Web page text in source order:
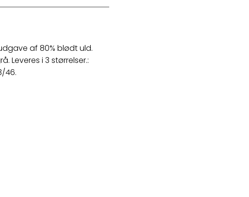
af 80% blødt uld.
Leveres i 3 størrelser.:
46.